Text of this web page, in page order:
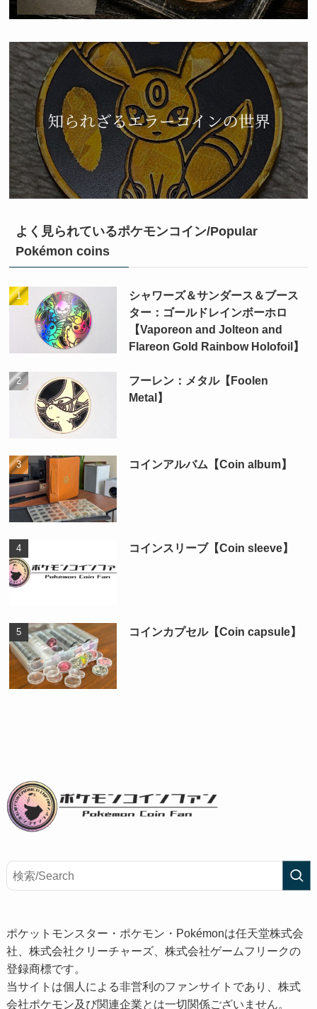
よく見られているポケモンコイン/Popular
Pokémon coins
シャワーズ＆サンダース＆ブース
ター：ゴールドレインボーホロ
【Vaporeon and Jolteon and
Flareon Gold Rainbow Holofoil】
フーレン：メタル【Foolen
Metal】
コインアルバム【Coin album】
コインスリーブ【Coin sleeve】
コインカプセル【Coin capsule】
ポケットモンスター・ポケモン・Pokémonは任天堂株式会
社、株式会社クリーチャーズ、株式会社ゲームフリークの
登録商標です。
当サイトは個人による非営利のファンサイトであり、株式
会社ポケモン及び関連企業とは一切関係ございません。